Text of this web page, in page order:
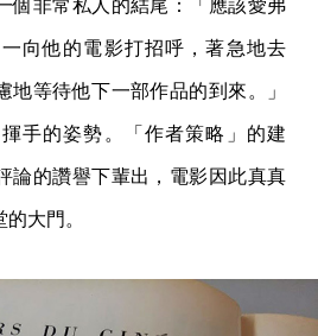
個非常私人的結尾：「應該愛弗
向他的電影打招呼，著急地去
地等待他下一部作品的到來。」
手的姿勢。「作者策略」的建
論的讚譽下輩出，電影因此真真
大門。